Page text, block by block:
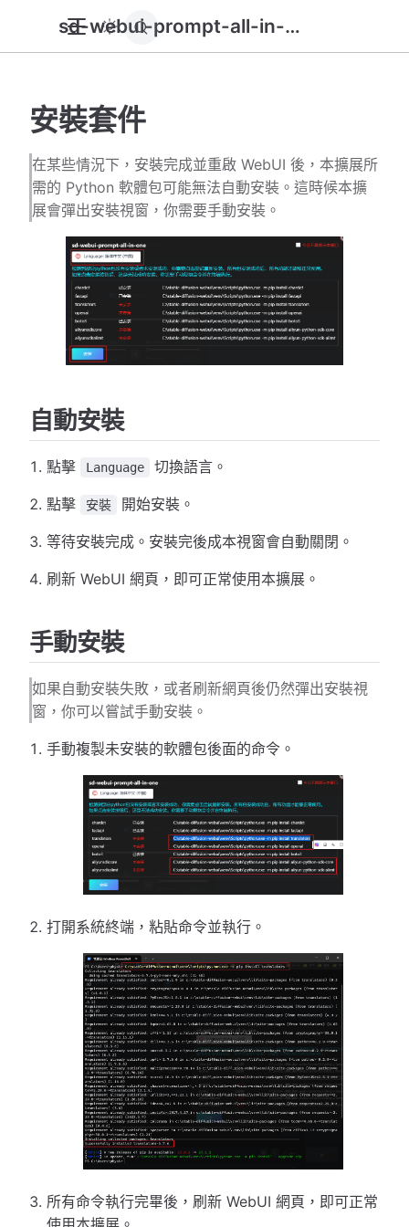
sd-webui-prompt-all-in-one
安裝套件
在某些情況下，安裝完成並重啟 WebUI 後，本擴展所
需的 Python 軟體包可能無法自動安裝。這時候本擴
展會彈出安裝視窗，你需要手動安裝。
自動安裝
點擊 Language 切換語言。
點擊 安裝 開始安裝。
等待安裝完成。安裝完後成本視窗會自動關閉。
刷新 WebUI 網頁，即可正常使用本擴展。
手動安裝
如果自動安裝失敗，或者刷新網頁後仍然彈出安裝視
窗，你可以嘗試手動安裝。
手動複製未安裝的軟體包後面的命令。
打開系統終端，粘貼命令並執行。
所有命令執行完畢後，刷新 WebUI 網頁，即可正常